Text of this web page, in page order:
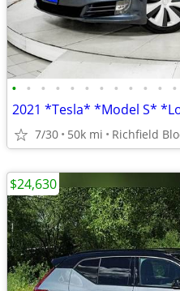
• • • • • • • • • • • •
7/30 50k mi Richfield
$24,630